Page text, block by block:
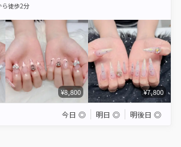
5ら徒歩2分
¥8,800 ¥7,800
今日 ◎ 明日 ◎ 明後日 ◎